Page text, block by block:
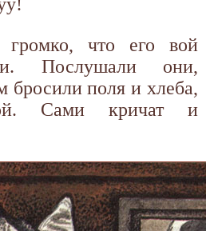
что его вой
Послушали они,
бросили поля и хлеба,
Сами кричат и